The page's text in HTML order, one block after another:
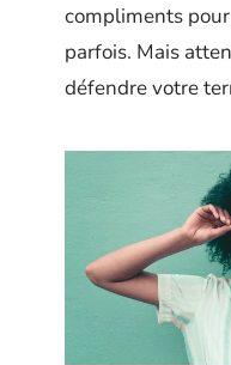
compliments
parfois. Mais
défendre votre